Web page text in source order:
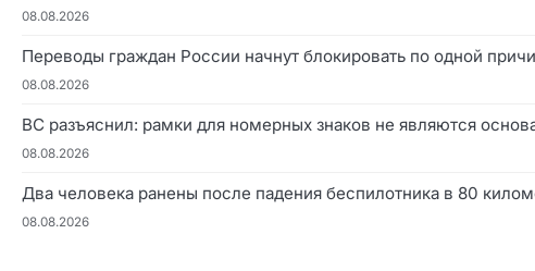
08.08.2026
Переводы граждан России начнут блокировать по одной
08.08.2026
ВС разъяснил: рамки для номерных знаков не являются
08.08.2026
Два человека ранены после падения беспилотника в 80
08.08.2026